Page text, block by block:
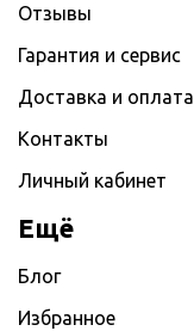
Отзывы
Гарантия и сервис
Доставка и оплата
Контакты
Личный кабинет
Ещё
Блог
Избранное